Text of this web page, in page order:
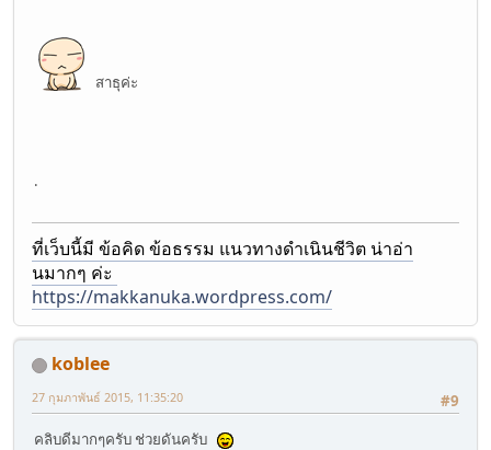
สาธุค่ะ
.
ที่เว็บนี้มี ข้อคิด ข้อธรรม แนวทางดำเนินชีวิต น่าอ่า
นมากๆ ค่ะ
https://makkanuka.wordpress.com/
koblee
#9
27 กุมภาพันธ์ 2015, 11:35:20
คลิบดีมากๆครับ ช่วยดันครับ